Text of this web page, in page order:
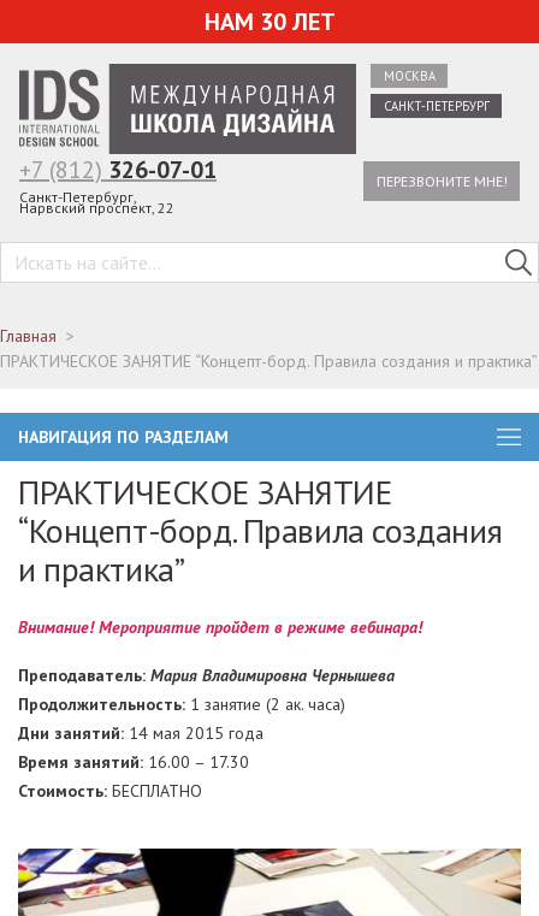
НАМ 30 ЛЕТ
МОСКВА
САНКТ-ПЕТЕРБУРГ
ПЕРЕЗВОНИТЕ МНЕ!
+7 (812) 326-07-01
Санкт-Петербург,
Нарвский проспект, 22
Главная
ПРАКТИЧЕСКОЕ ЗАНЯТИЕ “Концепт-борд. Правила создания и практика”
НАВИГАЦИЯ ПО РАЗДЕЛАМ
ПРАКТИЧЕСКОЕ ЗАНЯТИЕ
“Концепт-борд. Правила создания
и практика”
Внимание! Мероприятие пройдет в режиме вебинара!
Преподаватель: Мария Владимировна Чернышева
Продолжительность: 1 занятие (2 ак. часа)
Дни занятий: 14 мая 2015 года
Время занятий: 16.00 – 17.30
Стоимость: БЕСПЛАТНО